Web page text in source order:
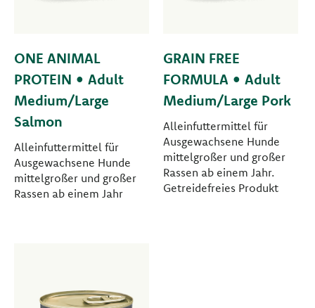
ONE ANIMAL
PROTEIN • Adult
Medium/Large
Salmon
Alleinfuttermittel für
Ausgewachsene Hunde
mittelgroßer und großer
Rassen ab einem Jahr
GRAIN FREE
FORMULA • Adult
Medium/Large Pork
Alleinfuttermittel für
Ausgewachsene Hunde
mittelgroßer und großer
Rassen ab einem Jahr.
Getreidefreies Produkt